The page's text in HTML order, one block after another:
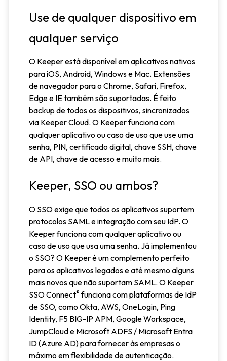
Use de qualquer dispositivo em
qualquer serviço
O Keeper está disponível em aplicativos nativos
para iOS, Android, Windows e Mac. Extensões
de navegador para o Chrome, Safari, Firefox,
Edge e IE também são suportadas. É feito
backup de todos os dispositivos, sincronizados
via Keeper Cloud. O Keeper funciona com
qualquer aplicativo ou caso de uso que use uma
senha, PIN, certificado digital, chave SSH, chave
de API, chave de acesso e muito mais.
Keeper, SSO ou ambos?
O SSO exige que todos os aplicativos suportem
protocolos SAML e integração com seu IdP. O
Keeper funciona com qualquer aplicativo ou
caso de uso que usa uma senha. Já implementou
o SSO? O Keeper é um complemento perfeito
para os aplicativos legados e até mesmo alguns
mais novos que não suportam SAML. O Keeper
SSO Connect® funciona com plataformas de IdP
de SSO, como Okta, AWS, OneLogin, Ping
Identity, F5 BIG-IP APM, Google Workspace,
JumpCloud e Microsoft ADFS / Microsoft Entra
ID (Azure AD) para fornecer às empresas o
máximo em flexibilidade de autenticação.